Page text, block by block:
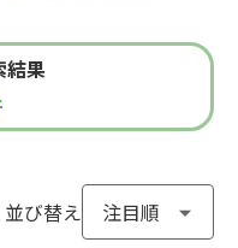
リンク
#タピオカ
#カレー
ーヒー
ス
#焼きそば
#焼き鳥
結果
並び替え